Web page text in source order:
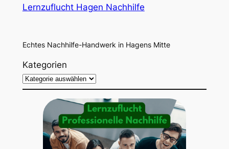
Lernzuflucht Hagen Nachhilfe
Echtes Nachhilfe-Handwerk in Hagens Mitte
Kategorien